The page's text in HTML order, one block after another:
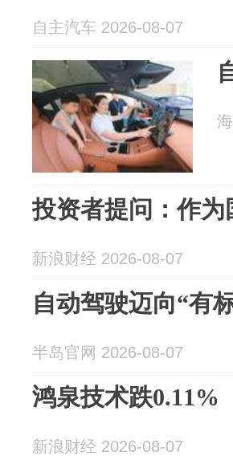
自主汽车 2026-08-07
投资者提问：作
新浪财经 2026-08-07
自动驾驶迈向“有
半岛官网 2026-08-07
鸿泉技术跌0.11%
新浪财经 2026-08-07